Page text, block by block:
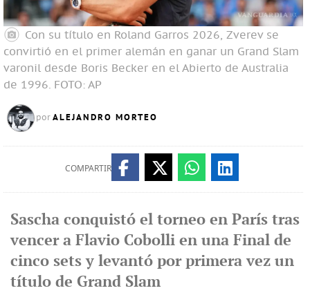
Con su título en Roland Garros 2026, Zverev se
convirtió en el primer alemán en ganar un Grand Slam
varonil desde Boris Becker en el Abierto de Australia
de 1996. FOTO: AP
por ALEJANDRO MORTEO
COMPARTIR
Sascha conquistó el torneo en París tras
vencer a Flavio Cobolli en una Final de
cinco sets y levantó por primera vez un
título de Grand Slam